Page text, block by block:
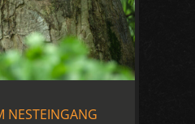
NESTEINGANG